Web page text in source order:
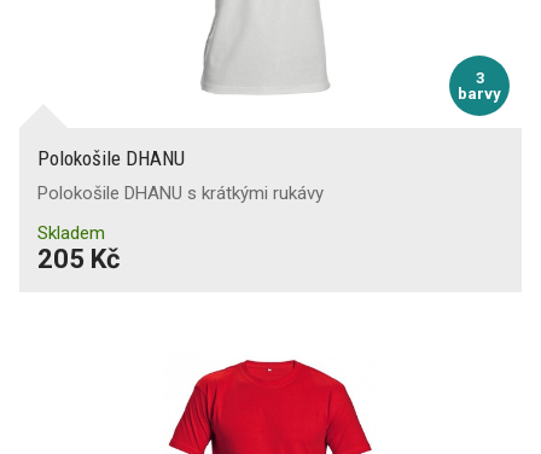
3
barvy
Polokošile DHANU
Polokošile DHANU s krátkými rukávy
Skladem
205 Kč